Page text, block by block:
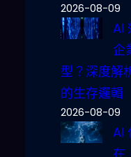
2026-08-09
AI
企
型？深度
的生存邏輯
2026-08-09
AI